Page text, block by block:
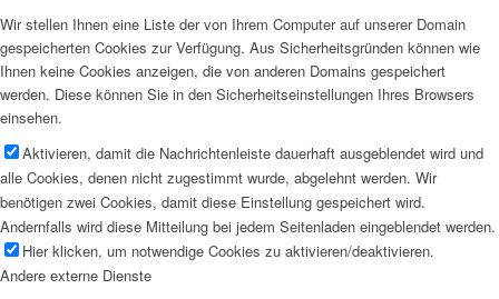
Wir stellen Ihnen eine Liste der von Ihrem Computer auf unserer Domain
gespeicherten Cookies zur Verfügung. Aus Sicherheitsgründen können wie
Ihnen keine Cookies anzeigen, die von anderen Domains gespeichert
werden. Diese können Sie in den Sicherheitseinstellungen Ihres Browsers
einsehen.
Aktivieren, damit die Nachrichtenleiste dauerhaft ausgeblendet wird und
alle Cookies, denen nicht zugestimmt wurde, abgelehnt werden. Wir
benötigen zwei Cookies, damit diese Einstellung gespeichert wird.
Andernfalls wird diese Mitteilung bei jedem Seitenladen eingeblendet werden.
Hier klicken, um notwendige Cookies zu aktivieren/deaktivieren.
Andere externe Dienste